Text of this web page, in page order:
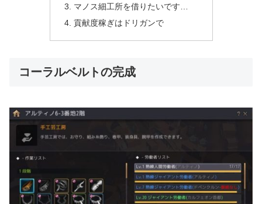
マノス細工所を借りたいです…
貢献度稼ぎはドリガンで
コーラルベルトの完成